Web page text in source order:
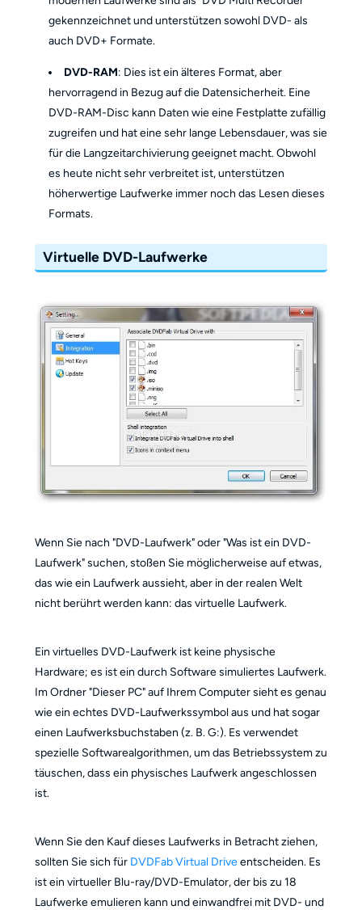
gekennzeichnet und unterstützen sowohl DVD- als
auch DVD+ Formate.
DVD-RAM: Dies ist ein älteres Format, aber
hervorragend in Bezug auf die Datensicherheit. Eine
DVD-RAM-Disc kann Daten wie eine Festplatte zufällig
zugreifen und hat eine sehr lange Lebensdauer, was sie
für die Langzeitarchivierung geeignet macht. Obwohl
es heute nicht sehr verbreitet ist, unterstützen
höherwertige Laufwerke immer noch das Lesen dieses
Formats.
Virtuelle DVD-Laufwerke
Wenn Sie nach "DVD-Laufwerk" oder "Was ist ein DVD-
Laufwerk" suchen, stoßen Sie möglicherweise auf etwas,
das wie ein Laufwerk aussieht, aber in der realen Welt
nicht berührt werden kann: das virtuelle Laufwerk.
Ein virtuelles DVD-Laufwerk ist keine physische
Hardware; es ist ein durch Software simuliertes Laufwerk.
Im Ordner "Dieser PC" auf Ihrem Computer sieht es genau
wie ein echtes DVD-Laufwerkssymbol aus und hat sogar
einen Laufwerksbuchstaben (z. B. G:). Es verwendet
spezielle Softwarealgorithmen, um das Betriebssystem zu
täuschen, dass ein physisches Laufwerk angeschlossen
ist.
Wenn Sie den Kauf dieses Laufwerks in Betracht ziehen,
sollten Sie sich für DVDFab Virtual Driveentscheiden. Es
ist ein virtueller Blu-ray/DVD-Emulator, der bis zu 18
Laufwerke emulieren kann und einwandfrei mit DVD- und